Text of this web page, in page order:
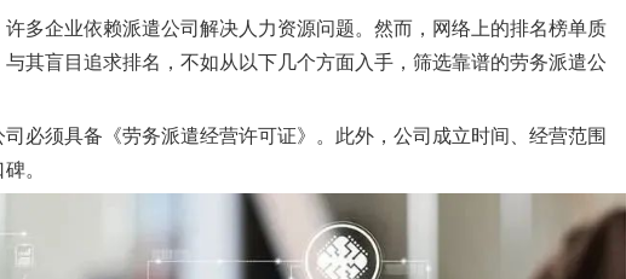
多企业依赖派遣公司解决人力资源问题。然而，网络上的排名榜单质
其盲目追求排名，不如从以下几个方面入手，筛选靠谱的劳务派遣公
必须具备《劳务派遣经营许可证》。此外，公司成立时间、经营范围
。